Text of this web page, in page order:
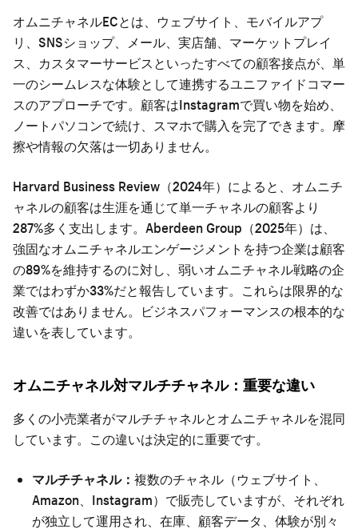
オムニチャネルECとは、ウェブサイト、モバイルアプ
リ、SNSショップ、メール、実店舗、マーケットプレイ
ス、カスタマーサービスといったすべての顧客接点が、単
一のシームレスな体験として連携するユニファイドコマー
スのアプローチです。顧客はInstagramで買い物を始め、
ノートパソコンで続け、スマホで購入を完了できます。摩
擦や情報の欠落は一切ありません。
Harvard Business Review（2024年）によると、オムニチ
ャネルの顧客は生涯を通じて単一チャネルの顧客より
287%多く支出します。Aberdeen Group（2025年）は、
強固なオムニチャネルエンゲージメントを持つ企業は顧客
の89%を維持するのに対し、弱いオムニチャネル戦略の企
業ではわずか33%だと報告しています。これらは限界的な
改善ではありません。ビジネスパフォーマンスの根本的な
違いを表しています。
オムニチャネル対マルチチャネル：重要な違い
多くの小売業者がマルチチャネルとオムニチャネルを混同
しています。この違いは決定的に重要です。
マルチチャネル： 複数のチャネル（ウェブサイト、
Amazon、Instagram）で販売していますが、それぞれ
が独立して運用され、在庫、顧客データ、体験が別々